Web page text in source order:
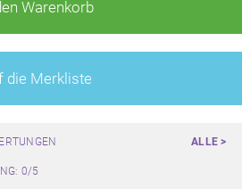
Warenkorb
die Merkliste
ALLE >
0/5